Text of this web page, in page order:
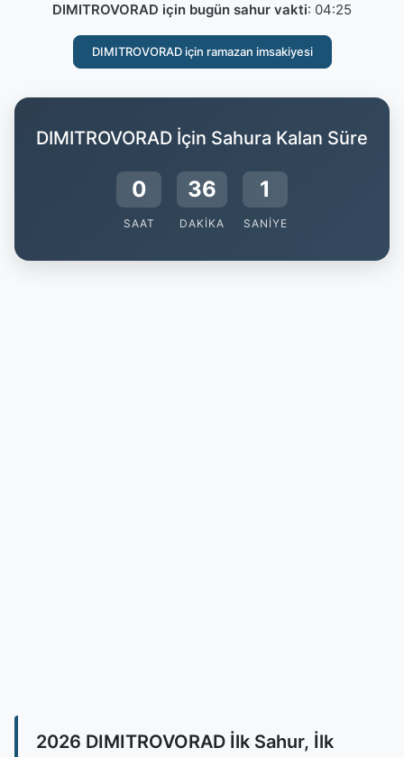
DIMITROVORAD için bugün sahur vakti: 04:25
DIMITROVORAD için ramazan imsakiyesi
DIMITROVORAD İçin Sahura Kalan Süre
0
SAAT
36
DAKIKA
1
SANIYE
2026 DIMITROVORAD İlk Sahur, İlk